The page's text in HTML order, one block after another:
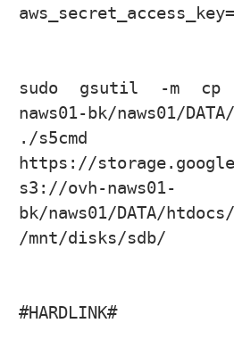
sudo gsutil -m cp
naws01-bk/naws01/
./s5cmd --
https://
s3://ovh-naws01-
bk/naws01/DATA/
/mnt/disks/sdb/
#HARDLINK#